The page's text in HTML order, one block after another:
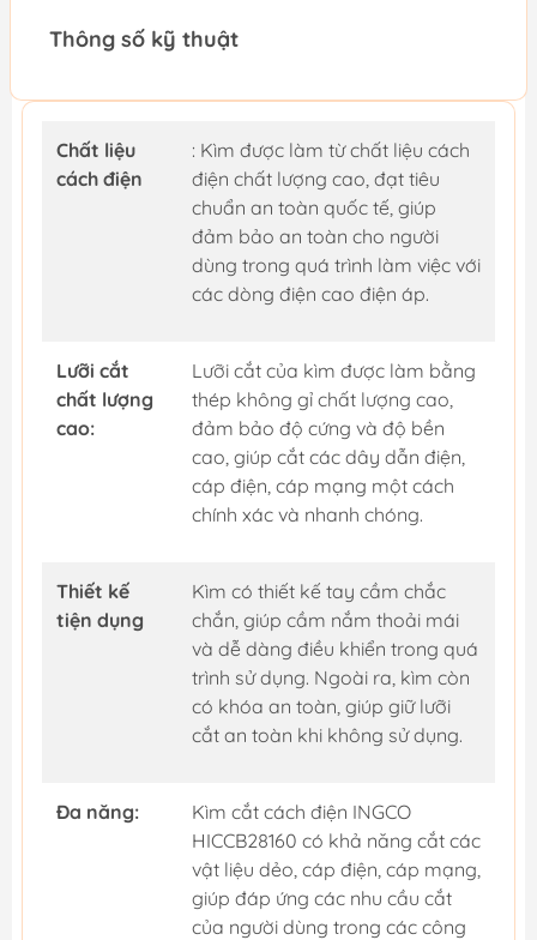
Thông số kỹ thuật
Chất liệu
cách điện
: Kìm được làm từ chất liệu cách
điện chất lượng cao, đạt tiêu
chuẩn an toàn quốc tế, giúp
đảm bảo an toàn cho người
dùng trong quá trình làm việc với
các dòng điện cao điện áp.
Lưỡi cắt
chất lượng
cao:
Lưỡi cắt của kìm được làm bằng
thép không gỉ chất lượng cao,
đảm bảo độ cứng và độ bền
cao, giúp cắt các dây dẫn điện,
cáp điện, cáp mạng một cách
chính xác và nhanh chóng.
Thiết kế
tiện dụng
Kìm có thiết kế tay cầm chắc
chắn, giúp cầm nắm thoải mái
và dễ dàng điều khiển trong quá
trình sử dụng. Ngoài ra, kìm còn
có khóa an toàn, giúp giữ lưỡi
cắt an toàn khi không sử dụng.
Đa năng:
Kìm cắt cách điện INGCO
HICCB28160 có khả năng cắt các
vật liệu dẻo, cáp điện, cáp mạng,
giúp đáp ứng các nhu cầu cắt
của người dùng trong các công